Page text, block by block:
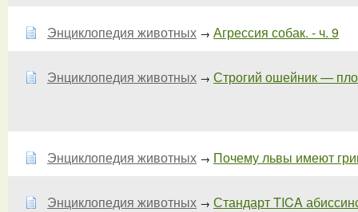
Энциклопедия животных → Агрессия собак. - ч. 9
Энциклопедия животных → Строгий ошейник —
Энциклопедия животных → Почему львы имеют
Энциклопедия животных → Стандарт TICA